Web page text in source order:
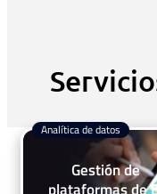
Gestión de
plataformas de
Analítica de datos